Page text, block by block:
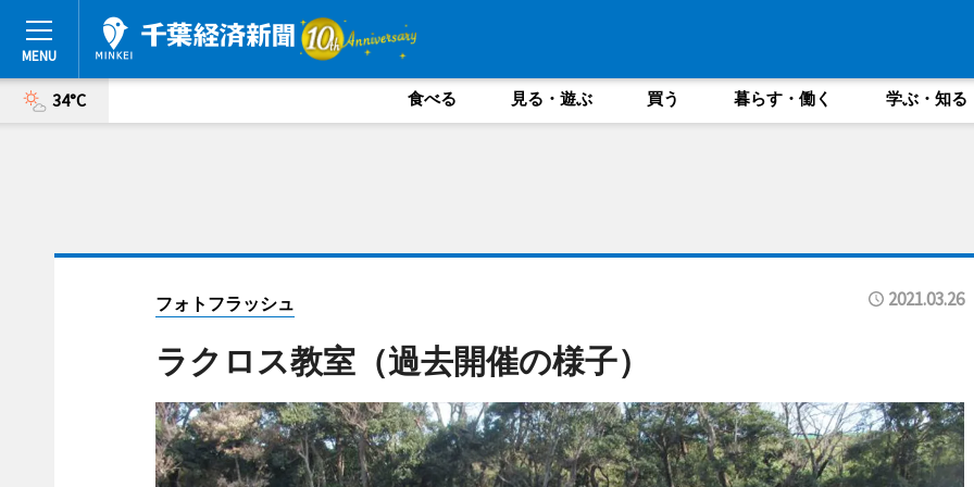
34°C 食べる 見る・遊ぶ 買う 暮らす・働く 学ぶ・知る
フォトフラッシュ 2021.03.26
ラクロス教室（過去開催の様子）